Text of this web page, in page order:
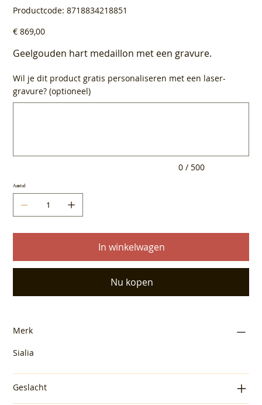
Productcode: Productcode
8718834218851
8718834218851
Prijs
€ 869,00
Geelgouden hart medaillon met een gravure.
Wil je dit product gratis personaliseren met een laser-
gravure? (optioneel)
0 / 500
Aantal
In winkelwagen
Nu kopen
Merk
Sialia
Geslacht